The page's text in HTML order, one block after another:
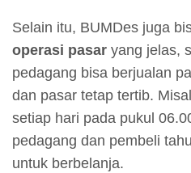
Selain itu, BUMDes juga
operasi pasar yang jelas,
pedagang bisa berjualan
dan pasar tetap tertib.
setiap hari pada pukul
pedagang dan pembeli
untuk berbelanja.